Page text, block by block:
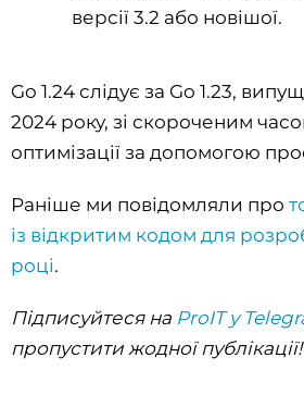
версії 3.2 або новішої.
Go 1.24 слідує за Go 1.23,
2024 року, зі скороченим
оптимізації за допомогою
Раніше ми повідомляли про
із відкритим кодом для
році.
Підписуйтеся на ProIT у
пропустити жодної публікації!